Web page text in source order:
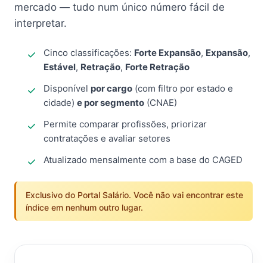
mercado — tudo num único número fácil de
interpretar.
Cinco classificações: Forte Expansão, Expansão,
Estável, Retração, Forte Retração
Disponível por cargo (com filtro por estado e
cidade) e por segmento (CNAE)
Permite comparar profissões, priorizar
contratações e avaliar setores
Atualizado mensalmente com a base do CAGED
Exclusivo do Portal Salário. Você não vai encontrar este
índice em nenhum outro lugar.